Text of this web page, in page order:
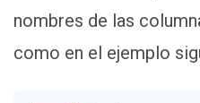
nombres de las
como en el ejemplo